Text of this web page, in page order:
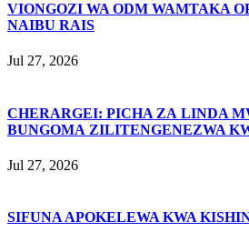
VIONGOZI WA ODM WAMTAKA
NAIBU RAIS
Jul 27, 2026
CHERARGEI: PICHA ZA LINDA
BUNGOMA ZILITENGENEZWA
Jul 27, 2026
SIFUNA APOKELEWA KWA